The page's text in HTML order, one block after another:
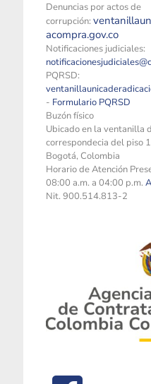
Denuncias por actos de
corrupción:
acompra.gov.co
Notificaciones judiciales:
PQRSD:
- Formulario PQRSD
Buzón físico
Ubicado en la ventanilla
correspondecia del piso
Bogotá, Colombia
Horario de Atención
08:00 a.m. a 04:00 p.m.
Nit. 900.514.813-2